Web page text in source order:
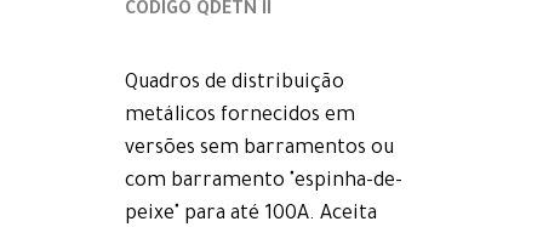
CÓDIGO QDETN II
Quadros de distribuição
metálicos fornecidos em
versões sem barramentos ou
com barramento "espinha-de-
peixe" para até 100A. Aceita